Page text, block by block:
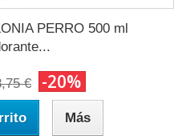
PERRO 500 ml
€ -20%
Más